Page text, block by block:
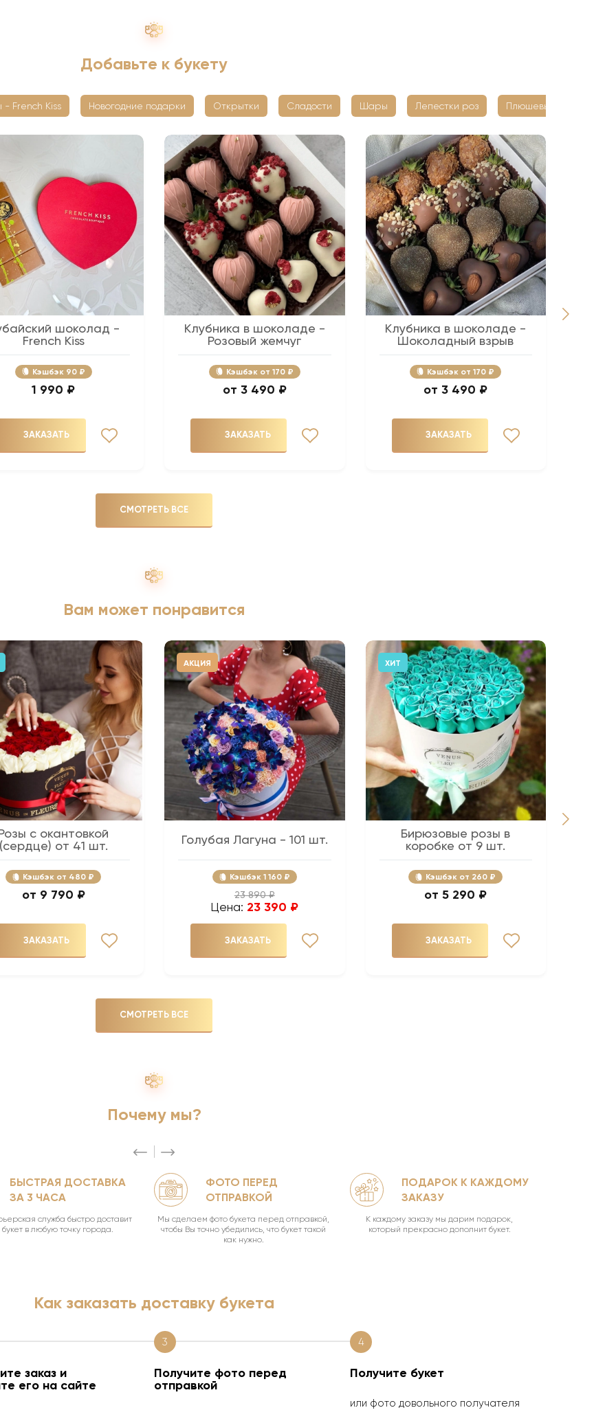
Добавьте к букету
- French Kiss Новогодние подарки Открытки Сладости Шары Лепестки роз Плюшевые мишки
шоколад -
French Kiss
Кэшбэк 90 ₽
1 990 ₽
ЗАКАЗАТЬ
Клубника в шоколаде -
Розовый жемчуг
Кэшбэк 170 ₽
3 490 ₽
ЗАКАЗАТЬ
Клубника в шоколаде -
Шоколадный взрыв
Кэшбэк 170 ₽
3 490 ₽
ЗАКАЗАТЬ
СМОТРЕТЬ ВСЕ
Вам может понравится
с окантовкой
(сердце) от 41 шт.
Кэшбэк 480 ₽
9 790 ₽
ЗАКАЗАТЬ
АКЦИЯ
Голубая Лагуна - 101 шт.
Кэшбэк 1 160 ₽
23 890 ₽
Цена: 23 390 ₽
ЗАКАЗАТЬ
ХИТ
Бирюзовые розы в
коробке от 9 шт.
Кэшбэк 260 ₽
5 290 ₽
ЗАКАЗАТЬ
СМОТРЕТЬ ВСЕ
Почему мы?
БЫСТРАЯ ДОСТАВКА
ЗА 3 ЧАСА
служба быстро доставит
в любую точку города.
ФОТО ПЕРЕД
ОТПРАВКОЙ
Мы сделаем фото букета перед отправкой,
чтобы Вы точно убедились, что букет такой
как нужно.
ПОДАРОК К КАЖДОМУ
ЗАКАЗУ
К каждому заказу мы дарим подарок,
который прекрасно дополнит букет.
Как заказать доставку букета
заказ и
его на сайте
3
Получите фото перед
отправкой
4
Получите букет
или фото довольного получателя